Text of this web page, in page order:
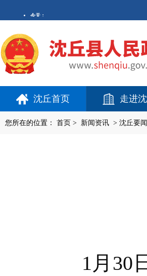
沈丘首页 走进
您所在的位置： 首页 > 新闻资讯 > 沈丘要闻
1月30日